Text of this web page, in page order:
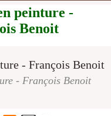
peinture -
Benoit
- François Benoit